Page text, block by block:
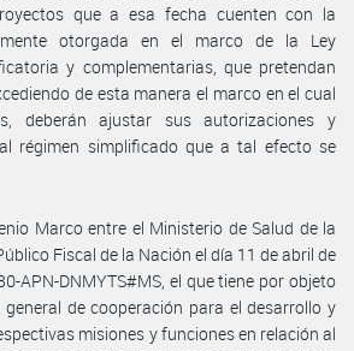
que a esa fecha cuenten con la
otorgada en el marco de la Ley
y complementarias, que pretendan
de esta manera el marco en el cual
deberán ajustar sus autorizaciones y
régimen simplificado que a tal efecto se
Marco entre el Ministerio de Salud de la
Fiscal de la Nación el día 11 de abril de
APN-DNMYTS#MS, el que tiene por objeto
de cooperación para el desarrollo y
misiones y funciones en relación al